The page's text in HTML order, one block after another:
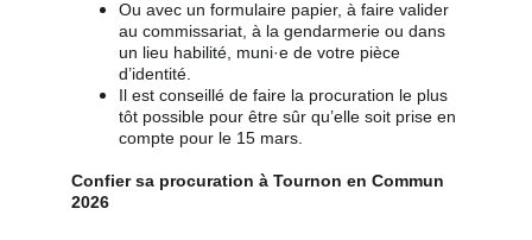
Ou avec un formulaire papier, à faire valider
au commissariat, à la gendarmerie ou dans
un lieu habilité, muni·e de votre pièce
d’identité.
Il est conseillé de faire la procuration le plus
tôt possible pour être sûr qu’elle soit prise en
compte pour le 15 mars.
Confier sa procuration à Tournon en Commun
2026